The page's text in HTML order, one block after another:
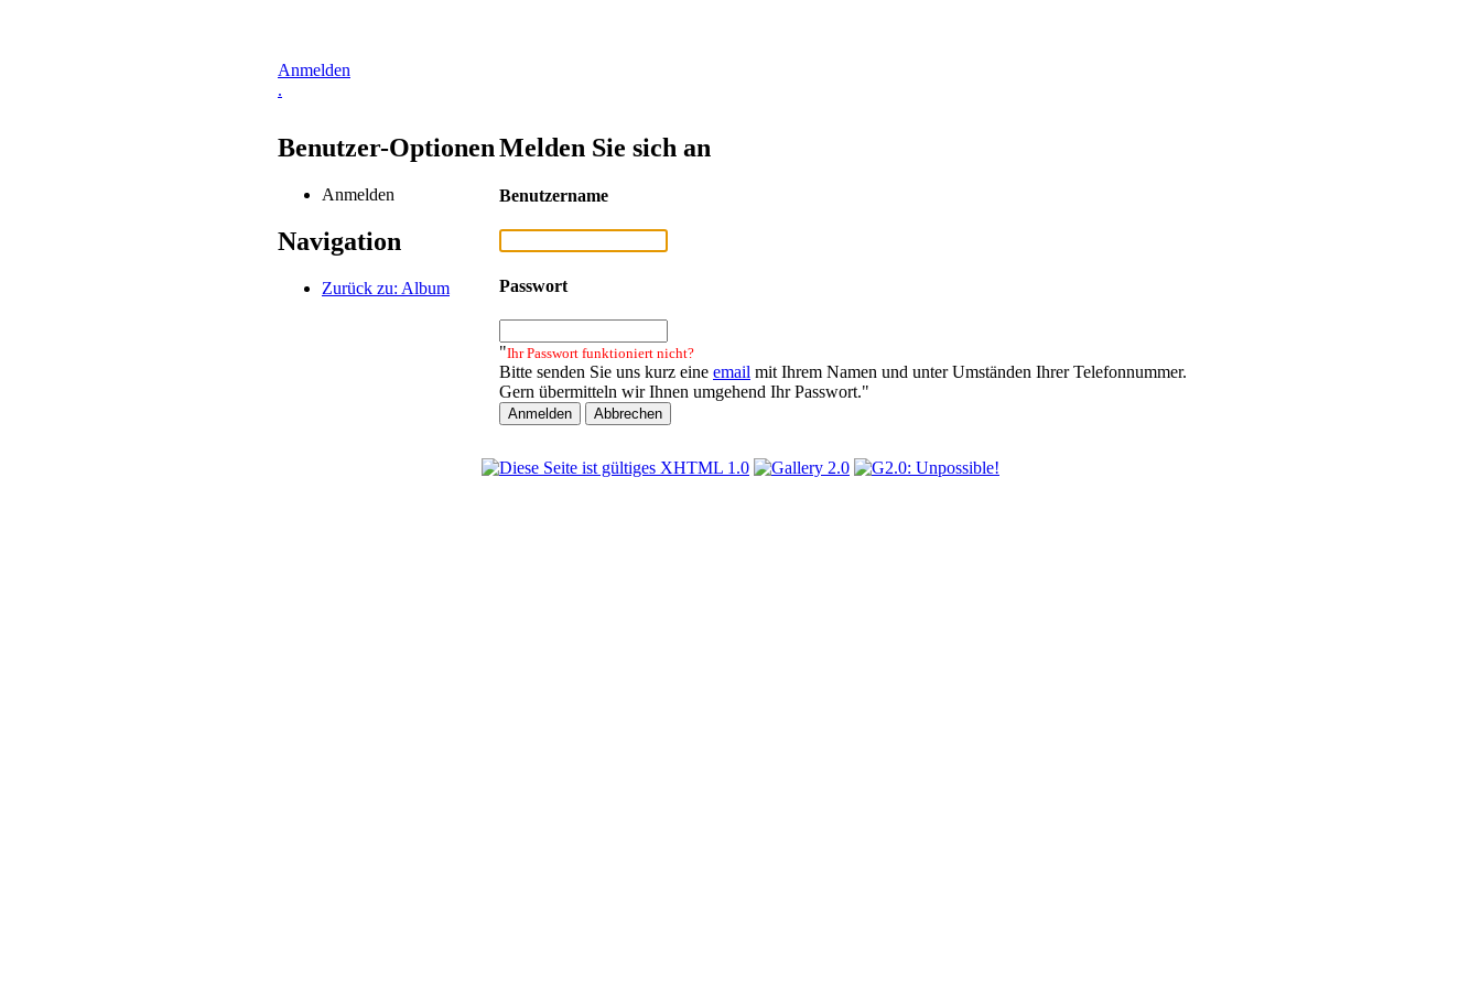
Anmelden
.
Benutzer-Optionen
Anmelden
Navigation
Zurück zu: Album
Melden Sie sich an
Benutzername
Passwort
"Ihr Passwort funktioniert nicht?
Bitte senden Sie uns kurz eine email mit Ihrem Namen und unter Umständen Ihrer Telefonnummer.
Gern übermitteln wir Ihnen umgehend Ihr Passwort."